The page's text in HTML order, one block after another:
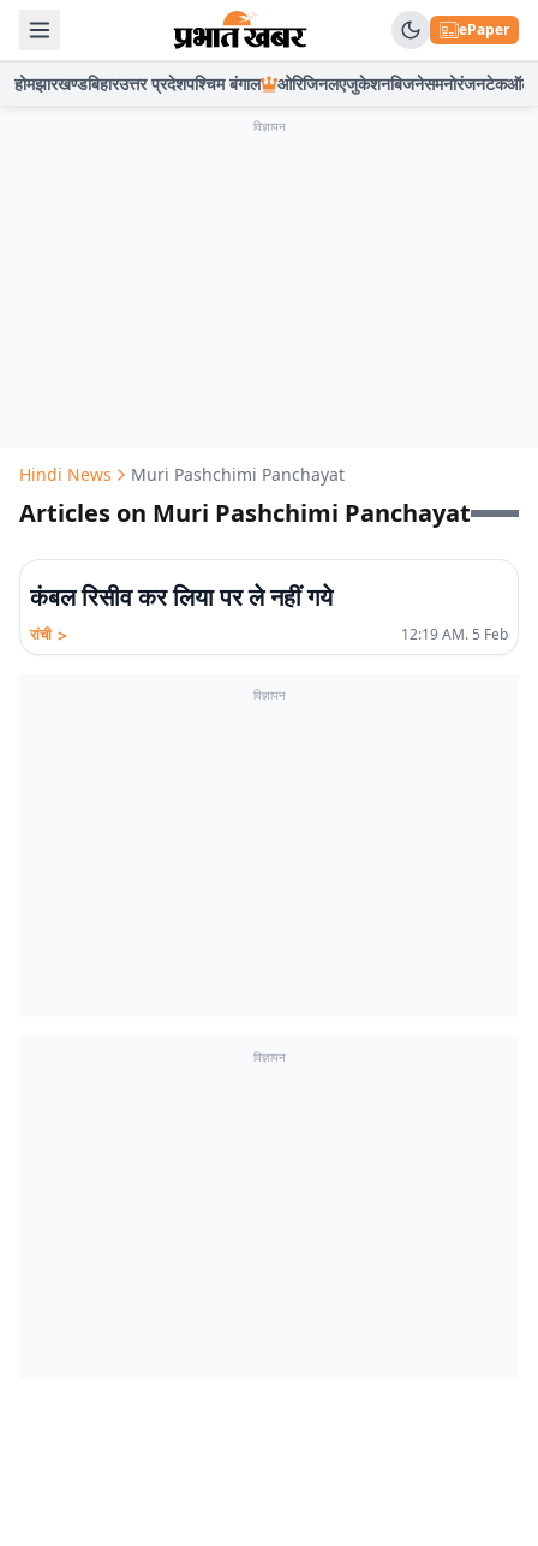
ePaper
होमझारखण्डबिहारउत्तर प्रदेशपश्चिम बंगाल ओरिजिनलएजुकेशनबिजनेसमनोरंजनटेकऑटो
विज्ञापन
Hindi News Muri Pashchimi Panchayat
Articles on Muri Pashchimi Panchayat
कंबल रिसीव कर लिया पर ले नहीं गये
रांची > 12:19 AM. 5 Feb
विज्ञापन
विज्ञापन